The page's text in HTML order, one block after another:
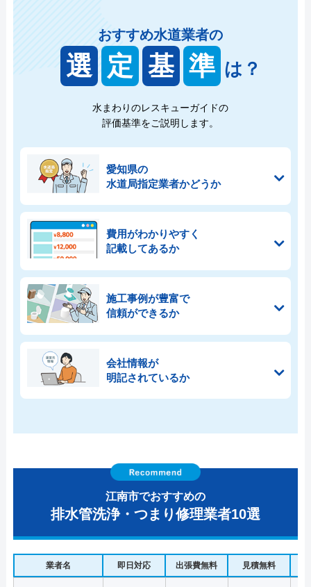
おすすめ水道業者の
選 定 基 準 は？
水まわりのレスキューガイドの
評価基準をご説明します。
愛知県の
水道局指定業者かどうか
費用がわかりやすく
記載してあるか
施工事例が豊富で
信頼ができるか
会社情報が
明記されているか
江南市でおすすめの
排水管洗浄・つまり修理業者10選
業者名 即日対応 出張費無料 見積無料